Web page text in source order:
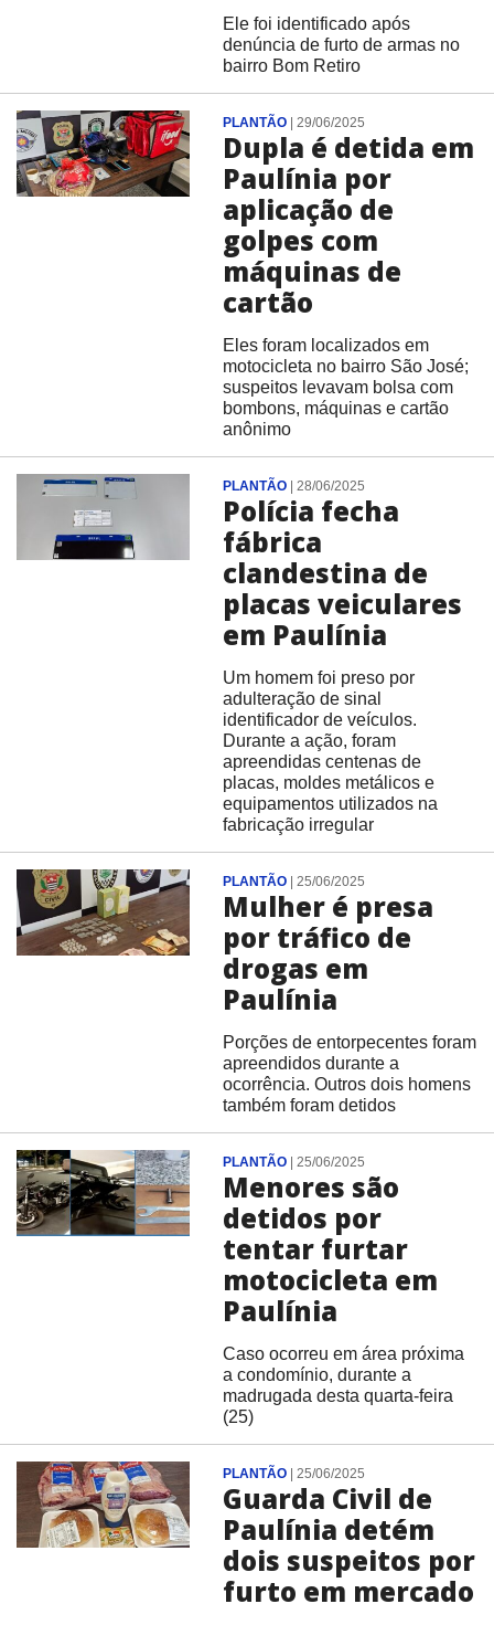
Ele foi identificado após
denúncia de furto de armas no
bairro Bom Retiro
PLANTÃO| 29/06/2025
Dupla é detida em
Paulínia por
aplicação de
golpes com
máquinas de
cartão
Eles foram localizados em
motocicleta no bairro São José;
suspeitos levavam bolsa com
bombons, máquinas e cartão
anônimo
PLANTÃO| 28/06/2025
Polícia fecha
fábrica
clandestina de
placas veiculares
em Paulínia
Um homem foi preso por
adulteração de sinal
identificador de veículos.
Durante a ação, foram
apreendidas centenas de
placas, moldes metálicos e
equipamentos utilizados na
fabricação irregular
PLANTÃO| 25/06/2025
Mulher é presa
por tráfico de
drogas em
Paulínia
Porções de entorpecentes foram
apreendidos durante a
ocorrência. Outros dois homens
também foram detidos
PLANTÃO| 25/06/2025
Menores são
detidos por
tentar furtar
motocicleta em
Paulínia
Caso ocorreu em área próxima
a condomínio, durante a
madrugada desta quarta-feira
(25)
PLANTÃO| 25/06/2025
Guarda Civil de
Paulínia detém
dois suspeitos por
furto em mercado